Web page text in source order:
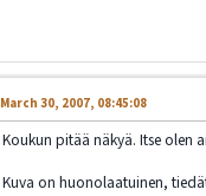
March 30, 2007, 08:45:08
Koukun pitää näkyä. Itse olen
Kuva on huonolaatuinen,